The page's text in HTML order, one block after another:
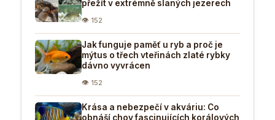
přežít v extrémně slaných jezerech
👁 152
Jak funguje paměť u ryb a proč je
mýtus o třech vteřinách zlaté rybky
dávno vyvrácen
👁 152
Krása a nebezpečí v akváriu: Co
obnáší chov fascinujících korálových